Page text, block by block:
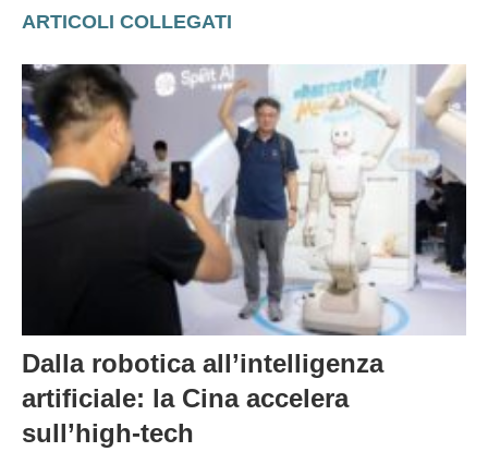
ARTICOLI COLLEGATI
Dalla robotica all’intelligenza
artificiale: la Cina accelera
sull’high-tech